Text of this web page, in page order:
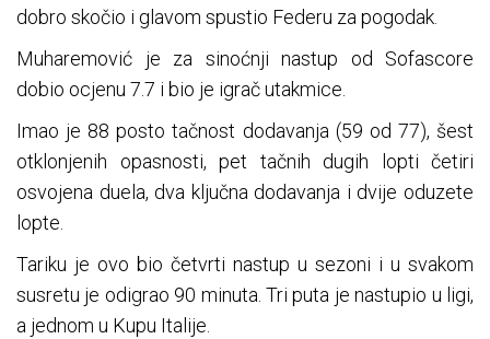
dobro skočio i glavom spustio Federu za pogodak.
Muharemović je za sinoćnji nastup od Sofascore
dobio ocjenu 7.7 i bio je igrač utakmice.
Imao je 88 posto tačnost dodavanja (59 od 77), šest
otklonjenih opasnosti, pet tačnih dugih lopti četiri
osvojena duela, dva ključna dodavanja i dvije oduzete
lopte.
Tariku je ovo bio četvrti nastup u sezoni i u svakom
susretu je odigrao 90 minuta. Tri puta je nastupio u ligi,
a jednom u Kupu Italije.